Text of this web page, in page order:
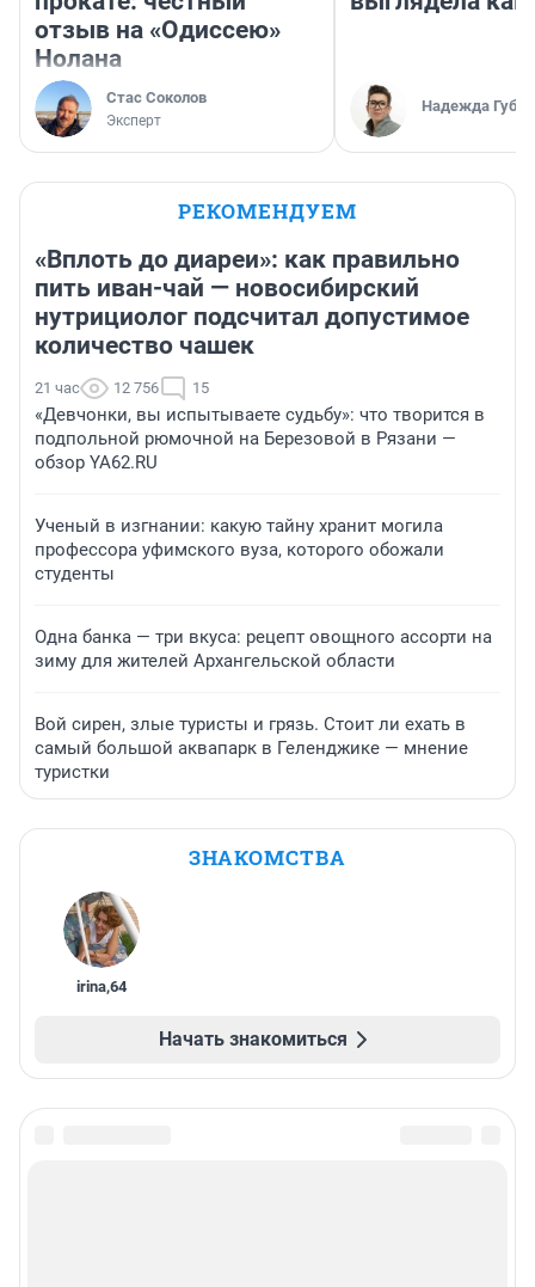
отзыв на «Одиссею»
Нолана
Стас Соколов
Эксперт
Надежда
РЕКОМЕНДУЕМ
«Вплоть до диареи»: как правильно
пить иван-чай — новосибирский
нутрициолог подсчитал допустимое
количество чашек
21 час 12 756 15
«Девчонки, вы испытываете судьбу»: что творится в
подпольной рюмочной на Березовой в Рязани —
обзор YA62.RU
Ученый в изгнании: какую тайну хранит могила
профессора уфимского вуза, которого обожали
студенты
Одна банка — три вкуса: рецепт овощного ассорти на
зиму для жителей Архангельской области
Вой сирен, злые туристы и грязь. Стоит ли ехать в
самый большой аквапарк в Геленджике — мнение
туристки
ЗНАКОМСТВА
irina,64
Начать знакомиться